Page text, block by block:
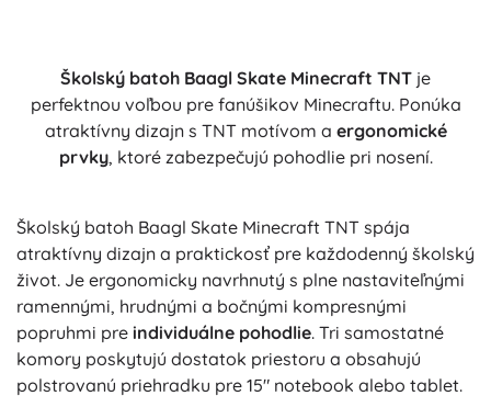
Školský batoh Baagl Skate Minecraft TNT je
perfektnou voľbou pre fanúšikov Minecraftu. Ponúka
atraktívny dizajn s TNT motívom a ergonomické
prvky, ktoré zabezpečujú pohodlie pri nosení.
Školský batoh Baagl Skate Minecraft TNT spája
atraktívny dizajn a praktickosť pre každodenný školský
život. Je ergonomicky navrhnutý s plne nastaviteľnými
ramennými, hrudnými a bočnými kompresnými
popruhmi pre individuálne pohodlie. Tri samostatné
komory poskytujú dostatok priestoru a obsahujú
polstrovanú priehradku pre 15" notebook alebo tablet.